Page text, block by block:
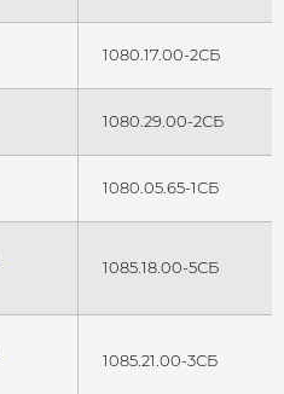
1080.17.00-2СБ
1080.29.00-2СБ
1080.05.65-1СБ
1085.18.00-5СБ
1085.21.00-3СБ